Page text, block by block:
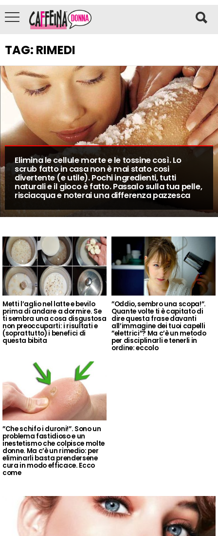
TAG: RIMEDI
Elimina le cellule morte e le tossine così. Lo
scrub fatto in casa non è mai stato cosi
divertente (e utile). Pochi ingredienti, tutti
naturali e il gioco è fatto. Passalo sulla tua pelle,
risciacqua e noterai una differenza pazzesca
Metti l’aglio nel latte e bevilo
prima di andare a dormire. Se
ti sembra una cosa disgustosa
non preoccuparti: i risultati e
(soprattutto) i benefici di
questa bibita
”Oddio, sembro una scopa!”.
Quante volte ti è capitato di
dire questa frase davanti
all’immagine dei tuoi capelli
”elettrici”? Ma c’è un metodo
per disciplinarli e tenerli in
ordine: eccolo
”Che schifo i duroni!”. Sono un
problema fastidioso e un
inestetismo che colpisce molte
donne. Ma c’è un rimedio: per
eliminarli basta prendersene
cura in modo efficace. Ecco
come